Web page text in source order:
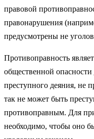
правовой
правонарушения
предусмотрены не
Противоправность
общес­твенной
преступного деяния, не
так не может быть
противоправным. Для
необходимо, чтобы оно